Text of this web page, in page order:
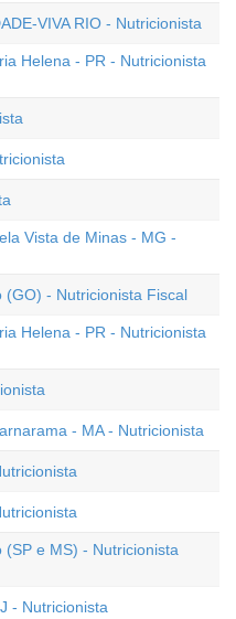
VIVA RIO - Nutricionista
Helena - PR - Nutricionista
Vista de Minas - MG -
(GO) - Nutricionista Fiscal
Helena - PR - Nutricionista
- MA - Nutricionista
e MS) - Nutricionista
- Nutricionista